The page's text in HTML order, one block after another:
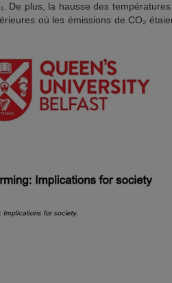
De plus, la hausse des températures
où les émissions de CO₂